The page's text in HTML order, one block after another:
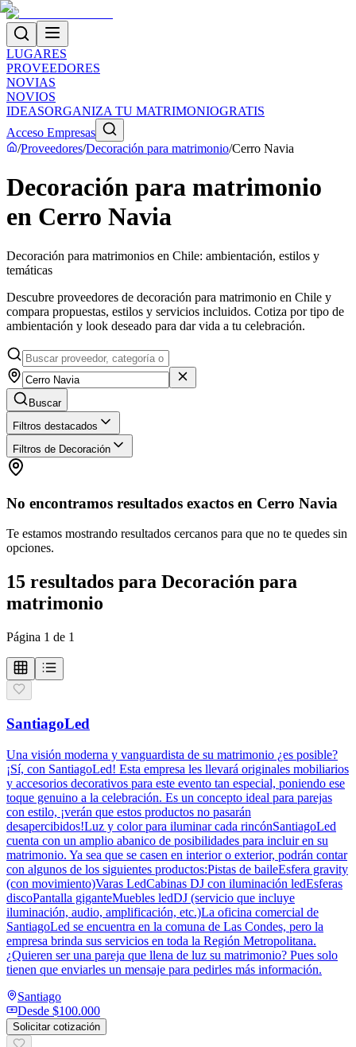
LUGARES
PROVEEDORES
NOVIAS
NOVIOS
IDEASORGANIZA TU MATRIMONIOGRATIS
Acceso Empresas
/Proveedores/Decoración para matrimonio/Cerro Navia
Decoración para matrimonio
en Cerro Navia
Decoración para matrimonios en Chile: ambientación, estilos y
temáticas
Descubre proveedores de decoración para matrimonio en Chile y
compara propuestas, estilos y servicios incluidos. Cotiza por tipo de
ambientación y look deseado para dar vida a tu celebración.
Buscar
Filtros destacados
Filtros de Decoración
No encontramos resultados exactos en Cerro Navia
Te estamos mostrando resultados cercanos para que no te quedes sin
opciones.
15 resultados para Decoración para
matrimonio
Página 1 de 1
SantiagoLed
Una visión moderna y vanguardista de su matrimonio ¿es posible?
¡Sí, con SantiagoLed! Esta empresa les llevará originales mobiliarios
y accesorios decorativos para este evento tan especial, poniendo ese
toque genuino a la celebración. Es un concepto ideal para parejas
con estilo, ¡verán que estos productos no pasarán
desapercibidos!Luz y color para iluminar cada rincónSantiagoLed
cuenta con un amplio abanico de posibilidades para incluir en su
matrimonio. Ya sea que se casen en interior o exterior, podrán contar
con algunos de los siguientes productos:Pistas de baileEsfera gravity
(con movimiento)Varas LedCabinas DJ con iluminación ledEsferas
discoPantalla giganteMuebles ledDJ (servicio que incluye
iluminación, audio, amplificación, etc.)La oficina comercial de
SantiagoLed se encuentra en la comuna de Las Condes, pero la
empresa brinda sus servicios en toda la Región Metropolitana.
¿Quieren ser una pareja que llena de luz su matrimonio? Pues solo
tienen que enviarles un mensaje para pedirles más información.
Santiago
Desde $100.000
Solicitar cotización